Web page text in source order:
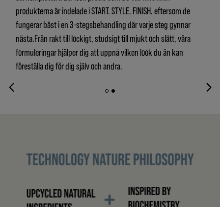
produkterna är indelade i START. STYLE. FINISH. eftersom de
fungerar bäst i en 3-stegsbehandling där varje steg gynnar
nästa.Från rakt till lockigt, studsigt till mjukt och slätt, våra
formuleringar hjälper dig att uppnå vilken look du än kan
föreställa dig för dig själv och andra.